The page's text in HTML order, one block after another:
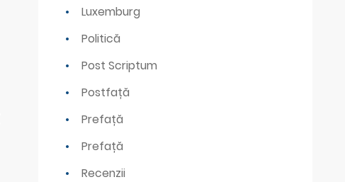
Luxemburg
Politică
Post Scriptum
Postfață
Prefață
Prefață
Recenzii